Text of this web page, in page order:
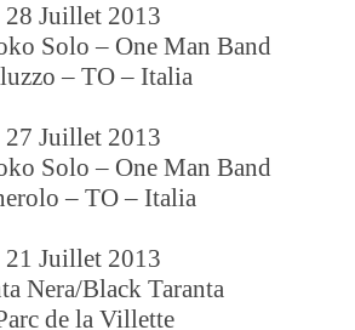
28 Juillet 2013
Solo – One Man Band
– TO – Italia
27 Juillet 2013
Solo – One Man Band
– TO – Italia
21 Juillet 2013
Nera/Black Taranta
de la Villette